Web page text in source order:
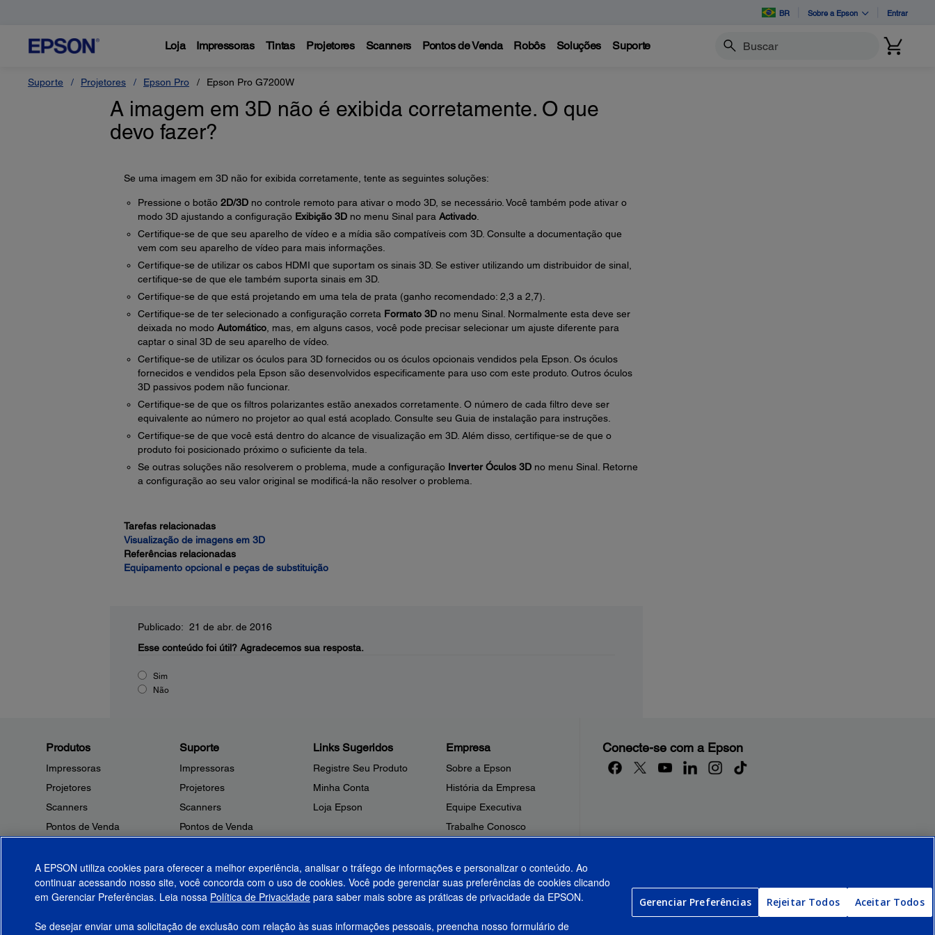
BR Sobre a Epson Entrar
Loja Impressoras Tintas Projetores Scanners Pontos de Venda Robôs Soluções Suporte Buscar
Suporte Projetores Epson Pro Epson Pro G7200W
A imagem em 3D não é exibida corretamente. O que
devo fazer?
Se uma imagem em 3D não for exibida corretamente, tente as seguintes soluções:
Pressione o botão 2D/3Dno controle remoto para ativar o modo 3D, se necessário. Você também pode ativar o
modo 3D ajustando a configuração Exibição 3Dno menu Sinal para Activado.
Certifique-se de que seu aparelho de vídeo e a mídia são compatíveis com 3D. Consulte a documentação que
vem com seu aparelho de vídeo para mais informações.
Certifique-se de utilizar os cabos HDMI que suportam os sinais 3D. Se estiver utilizando um distribuidor de sinal,
certifique-se de que ele também suporta sinais em 3D.
Certifique-se de que está projetando em uma tela de prata (ganho recomendado: 2,3 a 2,7).
Certifique-se de ter selecionado a configuração correta Formato 3Dno menu Sinal. Normalmente esta deve ser
deixada no modo Automático, mas, em alguns casos, você pode precisar selecionar um ajuste diferente para
captar o sinal 3D de seu aparelho de vídeo.
Certifique-se de utilizar os óculos para 3D fornecidos ou os óculos opcionais vendidos pela Epson. Os óculos
fornecidos e vendidos pela Epson são desenvolvidos especificamente para uso com este produto. Outros óculos
3D passivos podem não funcionar.
Certifique-se de que os filtros polarizantes estão anexados corretamente. O número de cada filtro deve ser
equivalente ao número no projetor ao qual está acoplado. Consulte seu Guia de instalação para instruções.
Certifique-se de que você está dentro do alcance de visualização em 3D. Além disso, certifique-se de que o
produto foi posicionado próximo o suficiente da tela.
Se outras soluções não resolverem o problema, mude a configuração Inverter Óculos 3Dno menu Sinal. Retorne
a configuração ao seu valor original se modificá-la não resolver o problema.
Tarefas relacionadas
Visualização de imagens em 3D
Referências relacionadas
Equipamento opcional e peças de substituição
Publicado: 21 de abr. de 2016
Esse conteúdo foi útil? Agradecemos sua resposta.
Sim
Não
Produtos
Impressoras
Projetores
Scanners
Pontos de Venda
Microdispositivos
Tintas
Papel
Suporte
Impressoras
Projetores
Scanners
Pontos de Venda
Outros Produtos
Notificações de Segurança
Links Sugeridos
Registre Seu Produto
Minha Conta
Loja Epson
Empresa
Sobre a Epson
História da Empresa
Equipe Executiva
Trabalhe Conosco
Fale Conosco
Shakira + Epson
Conecte-se com a Epson
A EPSON utiliza cookies para oferecer a melhor experiência, analisar o tráfego de informações e personalizar o conteúdo. Ao
continuar acessando nosso site, você concorda com o uso de cookies. Você pode gerenciar suas preferências de cookies clicando
em Gerenciar Preferências. Leia nossa Política de Privacidade para saber mais sobre as práticas de privacidade da EPSON.
Se desejar enviar uma solicitação de exclusão com relação às suas informações pessoais, preencha nosso formulário de
Gerenciar Preferências Rejeitar Todos Aceitar Todos